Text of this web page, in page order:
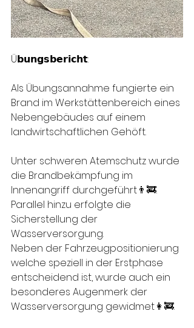
Ü𝗯𝘂𝗻𝗴𝘀𝗯𝗲𝗿𝗶𝗰𝗵𝘁:
Als Übungsannahme fungierte ein
Brand im Werkstättenbereich eines
Nebengebäudes auf einem
landwirtschaftlichen Gehöft.
Unter schweren Atemschutz wurde
die Brandbekämpfung im
Innenangriff durchgeführt👨‍🚒.
Parallel hinzu erfolgte die
Sicherstellung der
Wasserversorgung.
Neben der Fahrzeugpositionierung
welche speziell in der Erstphase
entscheidend ist, wurde auch ein
besonderes Augenmerk der
Wasserversorgung gewidmet👩‍🚒.